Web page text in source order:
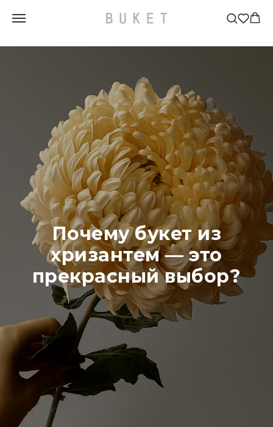
Главная
Почему букет из
хризантем — это
прекрасный выбор?